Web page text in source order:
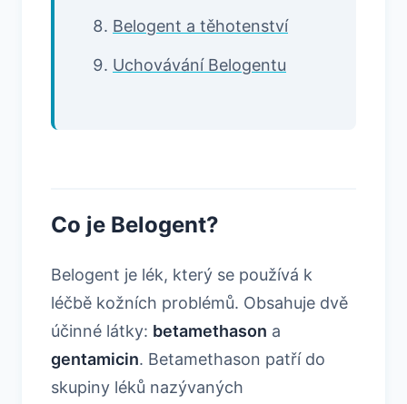
Belogent a těhotenství
Uchovávání Belogentu
Co je Belogent?
Belogent je lék, který se používá k
léčbě kožních problémů. Obsahuje dvě
účinné látky: betamethason a
gentamicin. Betamethason patří do
skupiny léků nazývaných